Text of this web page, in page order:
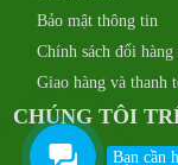
Bảo mật thông tin
Chính sách đổi hàng
Giao hàng và thanh
CHÚNG TÔI
Bạn cần